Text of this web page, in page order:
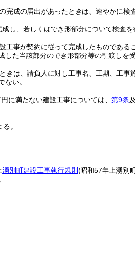
完成の届出があったときは、速やかに
し、若しくはでき形部分について検査
工事が契約に従って完成したものであ
した当該部分のでき形部分等の引渡しを
きは、請負人に対し工事名、工期、工事
ない。
に満たない建設工事については、 第9条
。
湧別町建設工事執行規則 (昭和57年上湧別